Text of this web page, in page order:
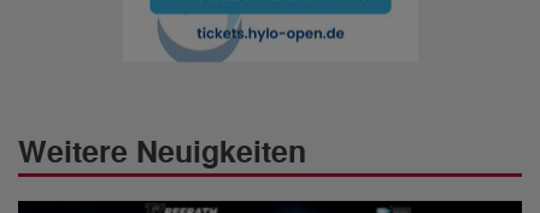
Weitere Neuigkeiten